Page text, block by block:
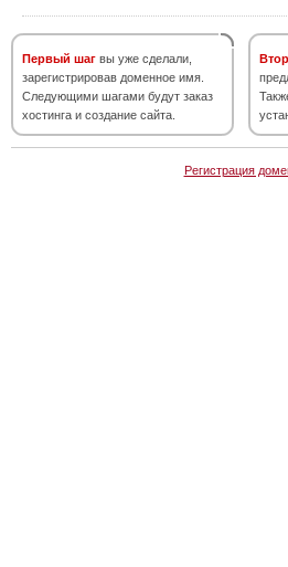
Первый шаг вы уже сделали,
зарегистрировав доменное имя.
Следующими шагами будут заказ
хостинга и создание сайта.
Регистрация